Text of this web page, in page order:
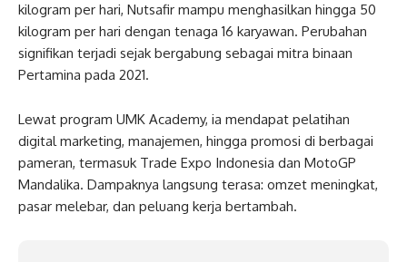
kilogram per hari, Nutsafir mampu menghasilkan hingga 50
kilogram per hari dengan tenaga 16 karyawan. Perubahan
signifikan terjadi sejak bergabung sebagai mitra binaan
Pertamina pada 2021.
Lewat program UMK Academy, ia mendapat pelatihan
digital marketing, manajemen, hingga promosi di berbagai
pameran, termasuk Trade Expo Indonesia dan MotoGP
Mandalika. Dampaknya langsung terasa: omzet meningkat,
pasar melebar, dan peluang kerja bertambah.